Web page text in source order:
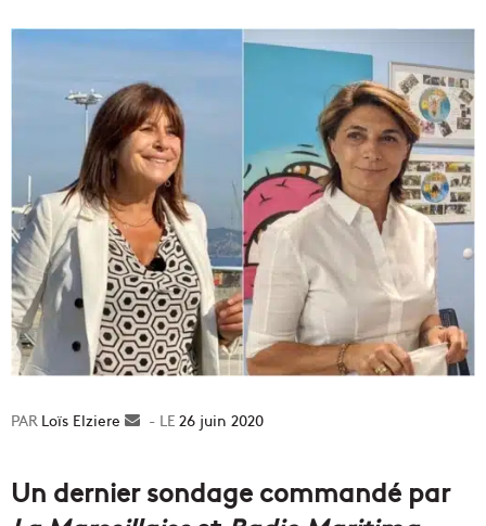
Loïs Elziere
Envoyer26 juin 2020
Un dernier sondage commandé par